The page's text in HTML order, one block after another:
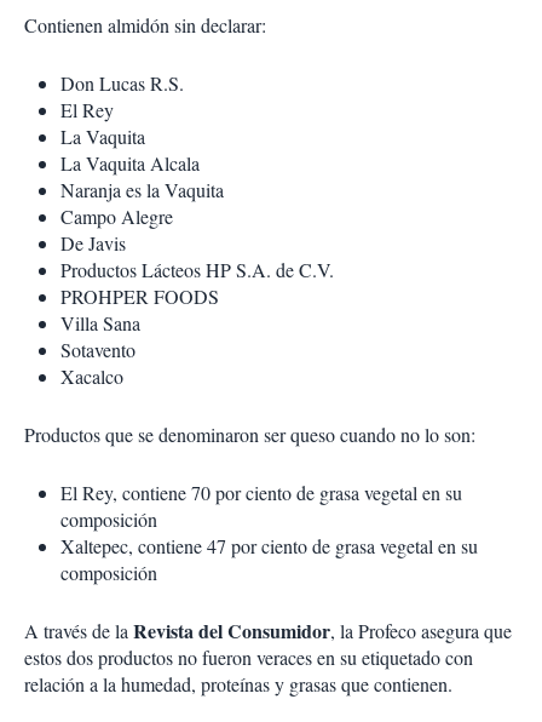
Contienen almidón sin declarar:
Don Lucas R.S.
El Rey
La Vaquita
La Vaquita Alcala
Naranja es la Vaquita
Campo Alegre
De Javis
Productos Lácteos HP S.A. de C.V.
PROHPER FOODS
Villa Sana
Sotavento
Xacalco
Productos que se denominaron ser queso cuando no lo son:
El Rey, contiene 70 por ciento de grasa vegetal en su
composición
Xaltepec, contiene 47 por ciento de grasa vegetal en su
composición
A través de laRevista del Consumidor, la Profeco asegura que
estos dos productos no fueron veraces en su etiquetado con
relación a la humedad, proteínas y grasas que contienen.